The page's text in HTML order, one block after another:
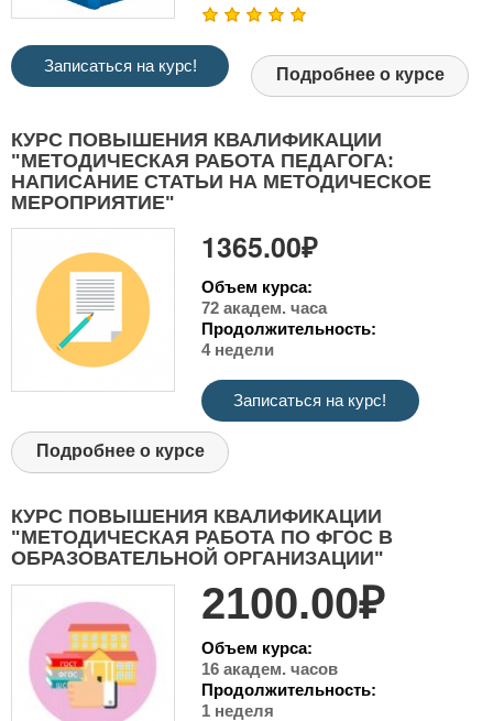
Записаться на курс! Подробнее о курсе
КУРС ПОВЫШЕНИЯ КВАЛИФИКАЦИИ
"МЕТОДИЧЕСКАЯ РАБОТА ПЕДАГОГА:
НАПИСАНИЕ СТАТЬИ НА МЕТОДИЧЕСКОЕ
МЕРОПРИЯТИЕ"
1365.00₽
Объем курса:
72 академ. часа
Продолжительность:
4 недели
Записаться на курс!
Подробнее о курсе
КУРС ПОВЫШЕНИЯ КВАЛИФИКАЦИИ
"МЕТОДИЧЕСКАЯ РАБОТА ПО ФГОС В
ОБРАЗОВАТЕЛЬНОЙ ОРГАНИЗАЦИИ"
2100.00₽
Объем курса:
16 академ. часов
Продолжительность:
1 неделя